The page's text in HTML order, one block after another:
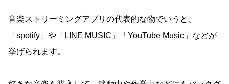
音楽ストリーミングアプリの代表的な物でいうと、
「spotify」や「LINE MUSIC」「YouTube Music」などが
挙げられます。